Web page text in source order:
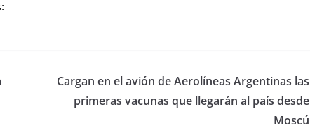
Cargan en el avión de Aerolíneas Argentinas las
primeras vacunas que llegarán al país desde
Moscú